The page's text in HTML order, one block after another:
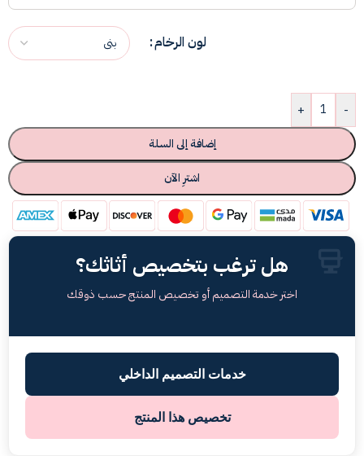
لون الرخام
-
+
إضافة إلى السلة
اشترِ الآن
هل ترغب بتخصيص أثاثك؟
اختر خدمة التصميم أو تخصيص المنتج حسب ذوقك
خدمات التصميم الداخلي
تخصيص هذا المنتج